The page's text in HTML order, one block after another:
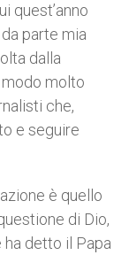
quest’anno
parte mia
dalla
modo molto
che,
e seguire
è quello
di Dio,
ha detto il Papa